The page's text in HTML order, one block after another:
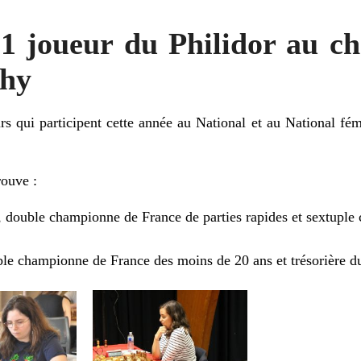
joueur du Philidor au
qui participent cette année au National et au National
:
double championne de France de parties rapides et sextuple
championne de France des moins de 20 ans et trésorière